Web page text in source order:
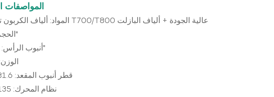
المواصفات
المواد: ألياف الكربون توراي T700/T800 عالية الجودة + ألياف البازلت
الحجم: 18"
أنبوب الرأس: 11/2"
قطر أنبوب المقعد: 31.6 ملم
نظام المحرك: 135 ملم